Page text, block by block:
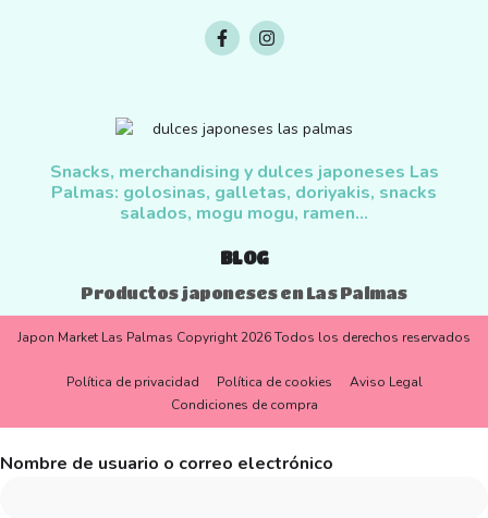
Snacks, merchandising y dulces japoneses Las
Palmas: golosinas, galletas, doriyakis, snacks
salados, mogu mogu, ramen...
BLOG
Productos japoneses en Las Palmas
Japon Market Las Palmas Copyright 2026 Todos los derechos reservados
Política de privacidad Política de cookies
Aviso Legal
Condiciones de compra
Nombre de usuario o correo electrónico